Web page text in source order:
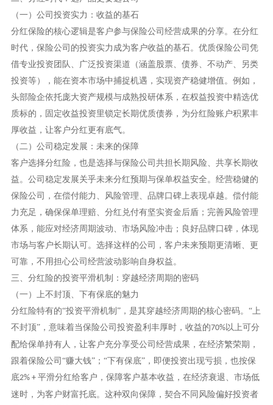
（一）公司投资实力：收益的基石
分红保险的核心逻辑是客户参与保险公司经营成果的分享。在分红
时代，保险公司的投资实力成为客户收益的基石。优质保险公司凭
借专业投资团队、广泛投资渠道（涵盖股票、债券、不动产、另类
投资等），能在资本市场中捕捉机遇，实现资产稳健增值。例如，
头部险企依托庞大资产规模与成熟投研体系，在权益投资中精选优
质标的，固定收益投资里锁定长期优质债券，为分红险账户积累丰
厚收益，让客户分红更有底气。
（二）公司稳定发展：未来的保障
客户选择分红险，也是选择与保险公司共担长期风险、共享长期收
益。公司稳定发展关乎未来分红预期与保单权益安全。经营稳健的
保险公司，在偿付能力、风险管理、品牌口碑上表现卓越。偿付能
力充足，确保保单理赔、分红兑付有坚实资金后盾；完善风险管理
体系，能应对经济周期波动、市场风险冲击；良好品牌口碑，体现
市场与客户长期认可。选择这样的公司，客户未来预期更清晰、更
可靠，不用担心公司经营波动影响自身权益。
三、分红险的投资平滑机制：穿越经济周期的密码
（一）上不封顶、下有保底的魅力
分红险特有的“投资平滑机制”，是其穿越经济周期的核心密码。“上
不封顶”，意味着当保险公司投资盈利丰厚时，收益的70%以上可分
配给保单持有人，让客户充分享受公司经营成果，在经济繁荣期，
跟着保险公司“赚大钱”；“下有保底”，即便投资出现亏损，也按保
底2% + 平滑分红给客户，保障客户基本收益，在经济衰退、市场低
迷时，为客户财富托底。这种双向保障，契合不同风险偏好投资者